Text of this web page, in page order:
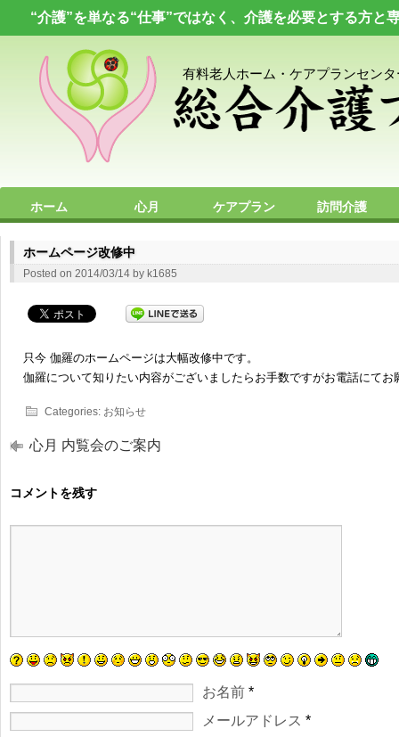
“介護”を単なる“仕事”ではなく、介護を必要とする方
有料老人ホーム・ケアプランセン
ホーム 心月 ケアプラン 訪問介護
ホームページ改修中
Posted on 2014/03/14 by k1685
只今 伽羅のホームページは大幅改修中です。
伽羅について知りたい内容がございましたらお手数ですがお電話にてお
Categories: お知らせ
心月 内覧会のご案内
コメントを残す
お名前 *
メールアドレス *